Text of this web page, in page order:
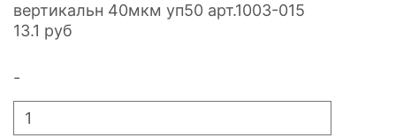
вертикальн 40мкм уп50 арт.1003-015
13.1 руб
-